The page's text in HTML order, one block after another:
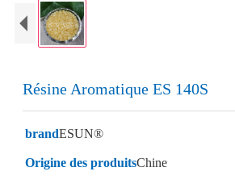
Résine Aromatique ES 140S
brandESUN®
Origine des produitsChine